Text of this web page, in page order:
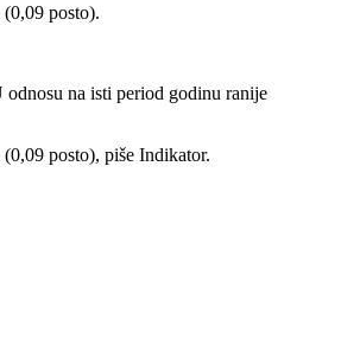
posto).
na isti period godinu ranije
posto), piše Indikator.